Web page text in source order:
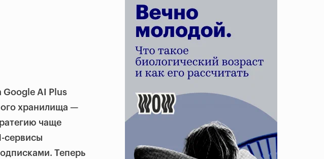
AI Plus
хранилища —
чаще
сервисы
Теперь